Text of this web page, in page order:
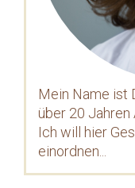
Mein Name ist
über 20 Jahren
Ich will hier
einordnen...